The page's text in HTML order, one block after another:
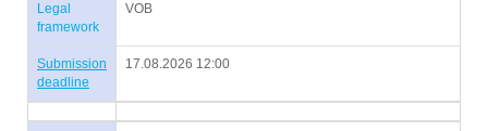
Legal
framework
VOB
Submission
deadline
17.08.2026 12:00